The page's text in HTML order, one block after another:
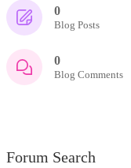
0
Blog Posts
0
Blog Comments
Forum Search